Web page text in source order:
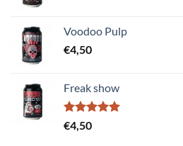
Voodoo Pulp
€4,50
Freak show
Gewaardeerd
5.00
€4,50